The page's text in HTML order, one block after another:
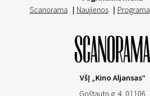
Scanorama | Naujienos | Programa
VšĮ „Kino Aljansas“
Goštauto g. 4, 01106